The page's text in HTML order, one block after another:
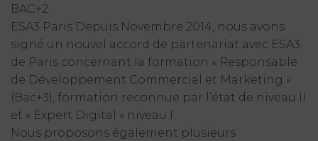
BAC+2.
ESA3 Paris Depuis Novembre 2014, nous avons
signé un nouvel accord de partenariat avec ESA3
de Paris concernant la formation « Responsable
de Développement Commercial et Marketing »
(Bac+3), formation reconnue par l’état de niveau II
et « Expert Digital » niveau I.
Nous proposons également plusieurs